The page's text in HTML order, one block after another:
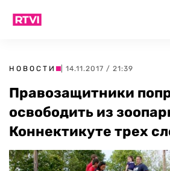
НОВОСТИ | 14.11.2017 / 21:39
Правозащитники
освободить из
Коннектикуте трех